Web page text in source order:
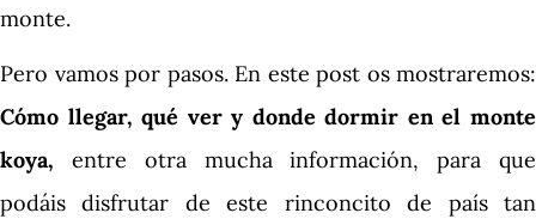
monte.
Pero vamos por pasos. En este post os mostraremos:
Cómo llegar, qué ver y donde dormir en el monte
koya, entre otra mucha información, para que
podáis disfrutar de este rinconcito de país tan